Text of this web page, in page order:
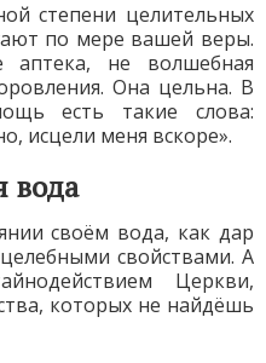
степени целительных
по мере вашей веры.
аптека, не волшебная
Она цельна. В
есть такие слова:
исцели меня вскоре».
вода
своём вода, как дар
свойствами. А
Церкви,
которых не найдёшь